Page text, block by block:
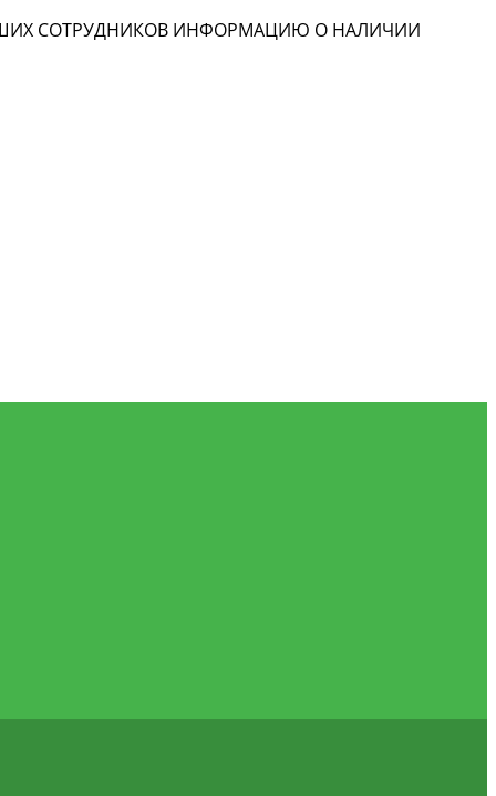
СОТРУДНИКОВ ИНФОРМАЦИЮ О НАЛИЧИИ